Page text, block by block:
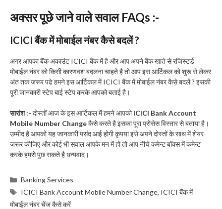
अक्सर पूछे जाने वाले सवाल FAQs :-
ICICI बैंक में मोबाईल नंबर कैसे बदलें ?
अगर आपका बैंक अकाउंट ICICI बैंक में है और आप अपने बैंक खाते से रजिस्टर्ड
मोबाईल नंबर को किसी कारणवश बदलना चाहते है तो आप इस आर्टिकल को शुरू से लेकर
अंत तक जरूर पढे हमने इस आर्टिकल में ICICI बैंक में मोबाईल नंबर कैसे बदलें ? इसकी
पूरी जानकारी स्टेप बाई स्टेप करके आपको बताई है।
सारांश :- दोस्तों आज के इस आर्टिकल में हमने आपकोICICI Bank Account
Mobile Number Changeकैसे करते है इसका पूरा प्रोसेस विस्तार से बताया है।
उम्मीद है आपको यह जानकारी पसंद आई होगी कृपया इसे अपने दोस्तों के साथ में शेयर
जरूर कीजिए और कोई भी सवाल आपके मन में हो तो आप नीचे कमेन्ट बॉक्स में कमेन्ट
करके हमसे पुछ सकते है धन्यवाद।
Categories
Banking Services
Tags
ICICI Bank Account Mobile Number Change, ICICI बैंक में
मोबाईल नंबर चेंज कैसे करें